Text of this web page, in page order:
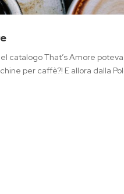
catalogo That’s Amore
per caffè?! E allora dalla